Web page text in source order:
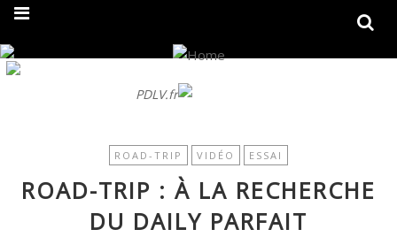
PDLV.fr
ROAD-TRIP VIDÉO ESSAI
ROAD-TRIP : À LA RECHERCHE
DU DAILY PARFAIT